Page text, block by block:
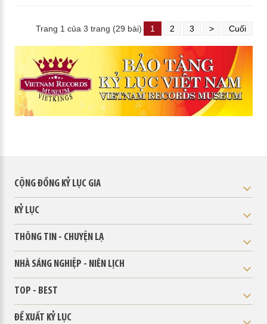
Trang 1 của 3 trang (29 bài) 1 2 3 > Cuối
CỘNG ĐỒNG KỶ LỤC GIA
KỶ LỤC
THÔNG TIN - CHUYỆN LẠ
NHÀ SÁNG NGHIỆP - NIÊN LỊCH
TOP - BEST
ĐỀ XUẤT KỶ LỤC